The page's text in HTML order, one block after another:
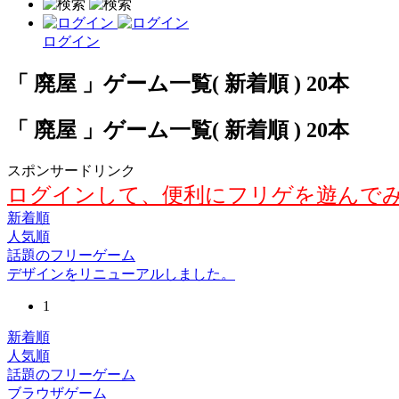
ログイン
「 廃屋 」ゲーム一覧( 新着順 ) 20本
「 廃屋 」ゲーム一覧( 新着順 ) 20本
スポンサードリンク
ログインして、便利にフリゲを遊んで
新着順
人気順
話題のフリーゲーム
デザインをリニューアルしました。
1
新着順
人気順
話題のフリーゲーム
ブラウザゲーム